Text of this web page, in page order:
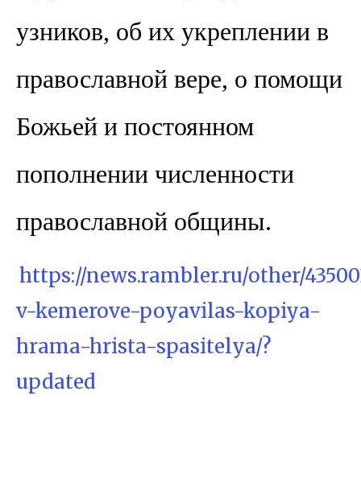
узников, об их укреплении в
православной вере, о помощи
Божьей и постоянном
пополнении численности
православной общины.
https://news.rambler.ru/other/
v-kemerove-poyavilas-kopiya-
hrama-hrista-spasitelya/?
updated